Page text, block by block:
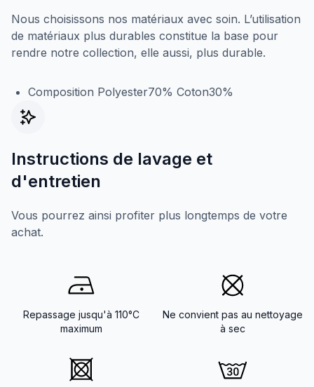
Nous choisissons nos matériaux avec soin. L’utilisation
de matériaux plus durables constitue la base pour
rendre notre collection, elle aussi, plus durable.
Composition Polyester70% Coton30%
Instructions de lavage et
d'entretien
Vous pourrez ainsi profiter plus longtemps de votre
achat.
Repassage jusqu'à 110°C
maximum
Ne convient pas au nettoyage
à sec